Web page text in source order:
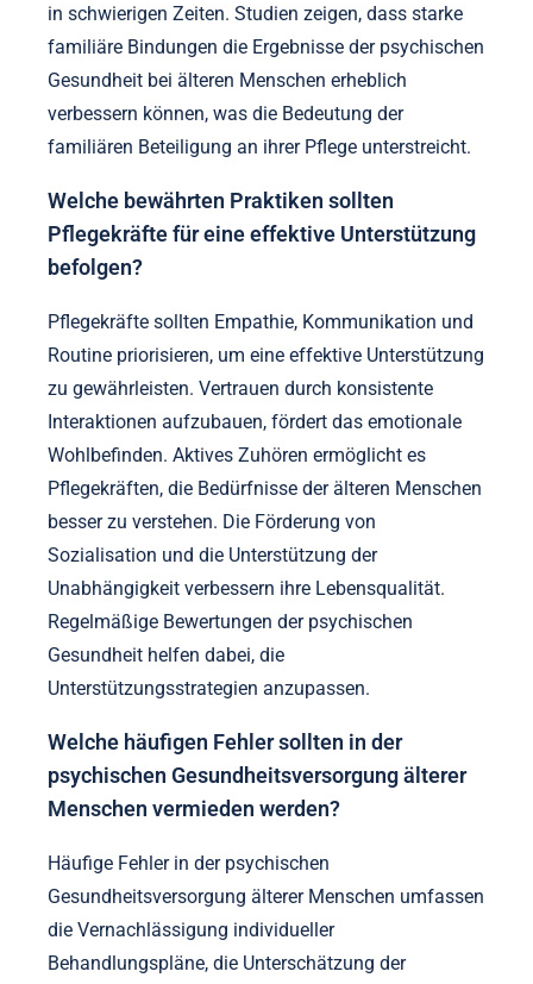
in schwierigen Zeiten. Studien zeigen, dass starke
familiäre Bindungen die Ergebnisse der psychischen
Gesundheit bei älteren Menschen erheblich
verbessern können, was die Bedeutung der
familiären Beteiligung an ihrer Pflege unterstreicht.
Welche bewährten Praktiken sollten
Pflegekräfte für eine effektive Unterstützung
befolgen?
Pflegekräfte sollten Empathie, Kommunikation und
Routine priorisieren, um eine effektive Unterstützung
zu gewährleisten. Vertrauen durch konsistente
Interaktionen aufzubauen, fördert das emotionale
Wohlbefinden. Aktives Zuhören ermöglicht es
Pflegekräften, die Bedürfnisse der älteren Menschen
besser zu verstehen. Die Förderung von
Sozialisation und die Unterstützung der
Unabhängigkeit verbessern ihre Lebensqualität.
Regelmäßige Bewertungen der psychischen
Gesundheit helfen dabei, die
Unterstützungsstrategien anzupassen.
Welche häufigen Fehler sollten in der
psychischen Gesundheitsversorgung älterer
Menschen vermieden werden?
Häufige Fehler in der psychischen
Gesundheitsversorgung älterer Menschen umfassen
die Vernachlässigung individueller
Behandlungspläne, die Unterschätzung der